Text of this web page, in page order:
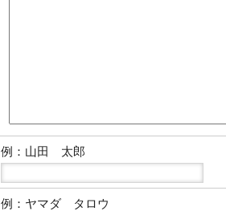
例：山田 太郎
例：ヤマダ タロウ